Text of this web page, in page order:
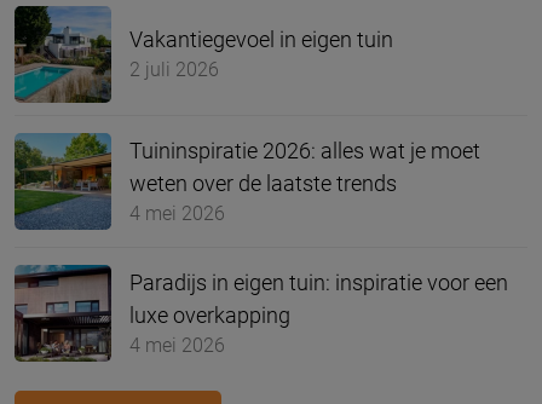
Vakantiegevoel in eigen tuin
2 juli 2026
Tuininspiratie 2026: alles wat je moet
weten over de laatste trends
4 mei 2026
Paradijs in eigen tuin: inspiratie voor een
luxe overkapping
4 mei 2026